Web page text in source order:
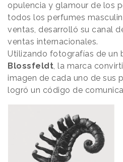
opulencia y glamour de los
todos los perfumes
ventas, desarrolló su canal
ventas internacionales.
Utilizando fotografías de un
Blossfeldt, la marca
imagen de cada uno de sus
logró un código de